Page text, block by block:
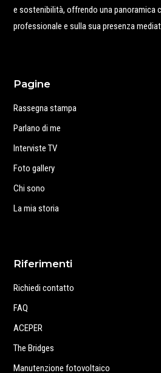
e sostenibilità, offrendo una panoramica
professionale e sulla sua presenza
Pagine
Rassegna stampa
Parlano di me
Interviste TV
Foto gallery
Chi sono
La mia storia
Riferimenti
Richiedi contatto
FAQ
ACEPER
The Bridges
Manutenzione fotovoltaico